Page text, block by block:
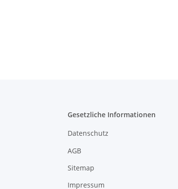
Gesetzliche Informationen
Datenschutz
AGB
Sitemap
Impressum